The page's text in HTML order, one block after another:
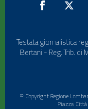
Testata giornalistica
Bertani - Reg. Trib.
© Copyright Regione
Piazza